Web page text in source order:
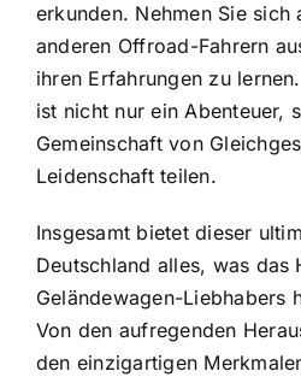
erkunden. Nehmen Sie
anderen Offroad-Fahrern
ihren Erfahrungen zu
ist nicht nur ein Abenteuer,
Gemeinschaft von
Leidenschaft teilen.
Insgesamt bietet dieser
Deutschland alles, was das
Geländewagen-Liebhabers
Von den aufregenden
den einzigartigen